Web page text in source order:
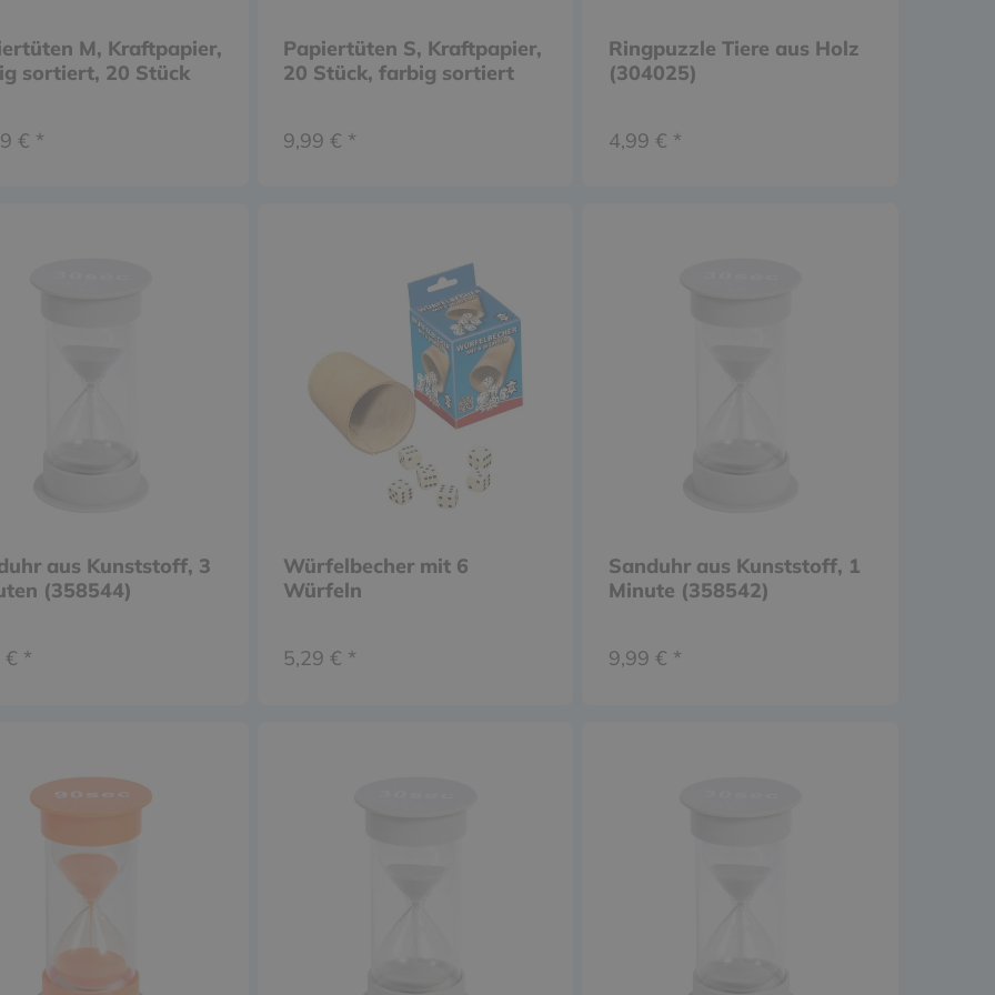
M, Kraftpapier,
sortiert, 20 Stück
€ *
Papiertüten S, Kraftpapier,
20 Stück, farbig sortiert
9,99 € *
Ringpuzzle Tiere aus Holz
(304025)
4,99 € *
aus Kunststoff, 3
(358544)
€ *
Würfelbecher mit 6
Würfeln
5,29 € *
Sanduhr aus Kunststoff, 1
Minute (358542)
9,99 € *